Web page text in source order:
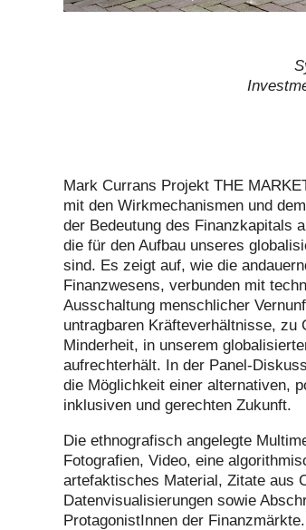
Mark Currans Projekt THE
mit den Wirkmechanismen und
der Bedeutung des Finanzkapitals
die für den Aufbau unseres
sind. Es zeigt auf, wie die
Finanzwesens, verbunden mit
Ausschaltung menschlicher
untragbaren Kräfteverhältnisse, zu
Minderheit, in unserem
aufrechterhält. In der Panel-
die Möglichkeit einer alternativen,
inklusiven und gerechten Zukunft.
Die ethnografisch angelegte
Fotografien, Video, eine
artefaktisches Material, Zitate aus
Datenvisualisierungen sowie
ProtagonistInnen der Finanzmärkte.